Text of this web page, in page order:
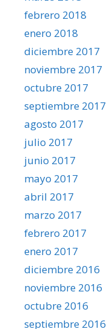
febrero 2018
enero 2018
diciembre 2017
noviembre 2017
octubre 2017
septiembre 2017
agosto 2017
julio 2017
junio 2017
mayo 2017
abril 2017
marzo 2017
febrero 2017
enero 2017
diciembre 2016
noviembre 2016
octubre 2016
septiembre 2016